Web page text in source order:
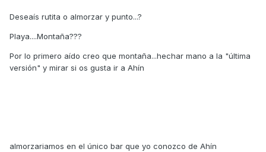
Deseaís rutita o almorzar y punto...?
Playa....Montaña???
Por lo primero aído creo que montaña...hechar mano a la "última
versión" y mirar si os gusta ir a Ahín
almorzariamos en el único bar que yo conozco de Ahín